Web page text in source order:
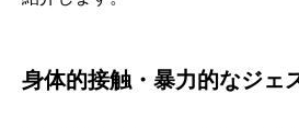
身体的接触・暴力的なジェ